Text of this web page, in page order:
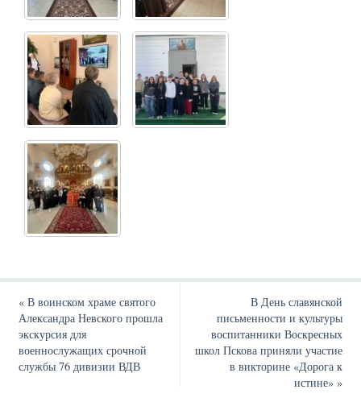
«В воинском храме святого
Александра Невского прошла
экскурсия для
военнослужащих срочной
службы 76 дивизии ВДВ
В День славянской
письменности и культуры
воспитанники Воскресных
школ Пскова приняли участие
в викторине «Дорога к
истине»»